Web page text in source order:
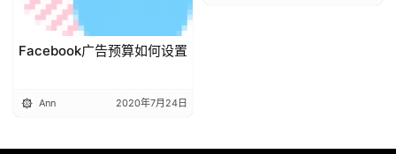
Facebook广告预算如何设置
Ann 2020年7月24日